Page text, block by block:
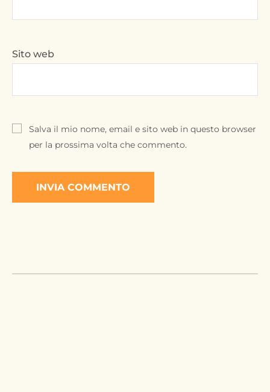
Sito web
Salva il mio nome, email e sito web in questo browser
per la prossima volta che commento.